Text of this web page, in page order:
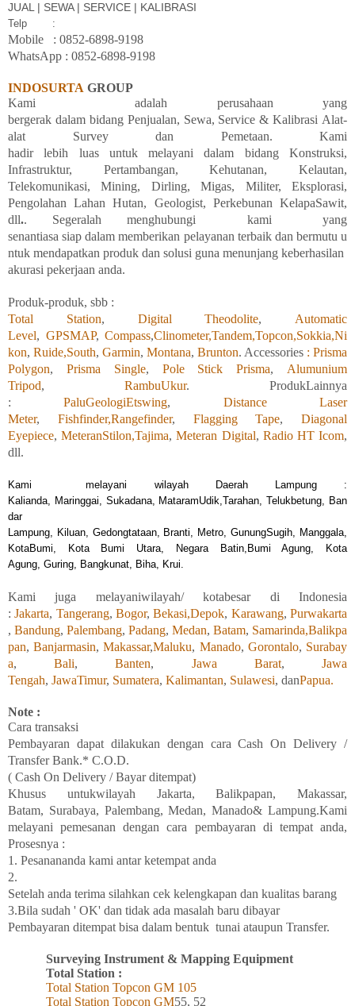
JUAL | SEWA | SERVICE | KALIBRASI
Telp :
Mobile : 0852-6898-9198
WhatsApp : 0852-6898-9198
INDOSURTA GROUP
Kami
adalah
perusahaan yang
bergerak dalam bidang Penjualan, Sewa, Service & Kalibrasi Alat-
alat Survey dan
Pemetaan. Kami
hadir
lebih luas untuk melayani dalam bidang
Konstruksi,
Infrastruktur, Pertambangan, Kehutanan, Kelautan,
Telekomunikasi, Mining, Dirling, Migas, Militer, Eksplorasi,
Pengolahan
Lahan
Hutan, Geologist, Perkebunan KelapaSawit,
dll.. Segeralah menghubungi kami
yang
senantiasa siap dalam memberikan pelayanan terbaik dan bermutu u
ntuk mendapatkan produk dan solusi guna menunjang keberhasilan
akurasi pekerjaan anda.
Produk-produk, sbb :
Total Station, Digital Theodolite, Automatic
Level, GPSMAP, Compass,Clinometer,Tandem,Topcon,Sokkia,Ni
kon, Ruide,South, Garmin, Montana, Brunton. Accessories : Prisma
Polygon, Prisma Single, Pole Stick Prisma, Alumunium
Tripod, RambuUkur. ProdukLainnya
:PaluGeologiEtswing, Distance Laser
Meter, Fishfinder,Rangefinder, Flagging Tape, Diagonal
Eyepiece,MeteranStilon,Tajima,Meteran Digital, Radio HT Icom,
dll.
Kami
melayani wilayah Daerah Lampung :
Kalianda, Maringgai, Sukadana, MataramUdik,Tarahan, Telukbetung, Ban
dar
Lampung, Kiluan, Gedongtataan, Branti, Metro, GunungSugih, Manggala,
KotaBumi, Kota Bumi Utara, Negara Batin,Bumi Agung, Kota
Agung, Guring, Bangkunat, Biha, Krui.
Kamijuga melayaniwilayah/ kotabesar di Indonesia
:Jakarta, Tangerang,Bogor,Bekasi,Depok, Karawang,Purwakarta
, Bandung, Palembang, Padang, Medan, Batam, Samarinda,Balikpa
pan,Banjarmasin,Makassar,Maluku, Manado, Gorontalo, Surabay
a,Bali,Banten, Jawa Barat,Jawa
Tengah, JawaTimur, Sumatera, Kalimantan, Sulawesi, danPapua.
Note :
Cara transaksi
Pembayaran dapat dilakukan dengan cara Cash On Delivery /
Transfer Bank.* C.O.D.
( Cash On Delivery / Bayar ditempat)
Khusus
untukwilayah Jakarta, Balikpapan, Makassar,
Batam, Surabaya, Palembang, Medan,Manado& Lampung.Kami
melayani pemesanan dengan cara pembayaran di tempat anda,
Prosesnya :
1. Pesanananda kami antar ketempat anda
2.
Setelah anda terima silahkan cek kelengkapan dan kualitas barang
3.Bila sudah ' OK' dan tidak ada masalah baru dibayar
Pembayaran ditempat bisa dalam bentuk tunai ataupun Transfer.
Surveying Instrument & Mapping Equipment
Total Station :
Total Station Topcon GM 105
Total Station Topcon GM55, 52